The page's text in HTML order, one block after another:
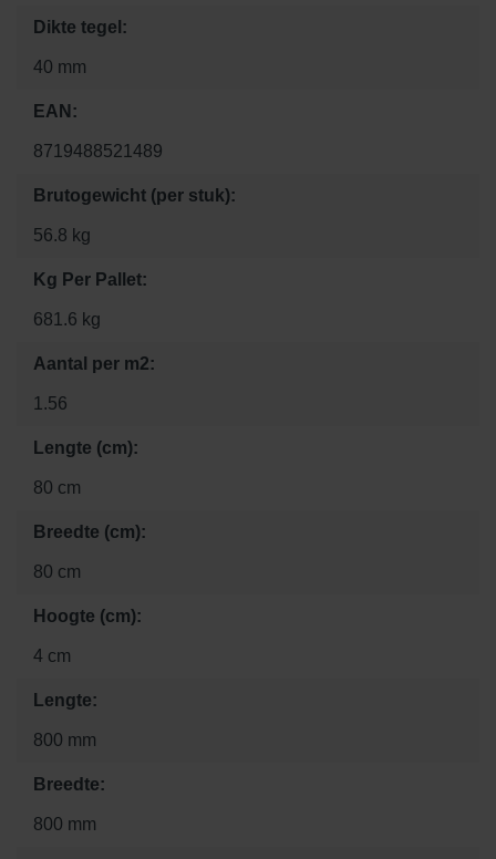
Dikte tegel:
40 mm
EAN:
8719488521489
Brutogewicht (per stuk):
56.8 kg
Kg Per Pallet:
681.6 kg
Aantal per m2:
1.56
Lengte (cm):
80 cm
Breedte (cm):
80 cm
Hoogte (cm):
4 cm
Lengte:
800 mm
Breedte:
800 mm